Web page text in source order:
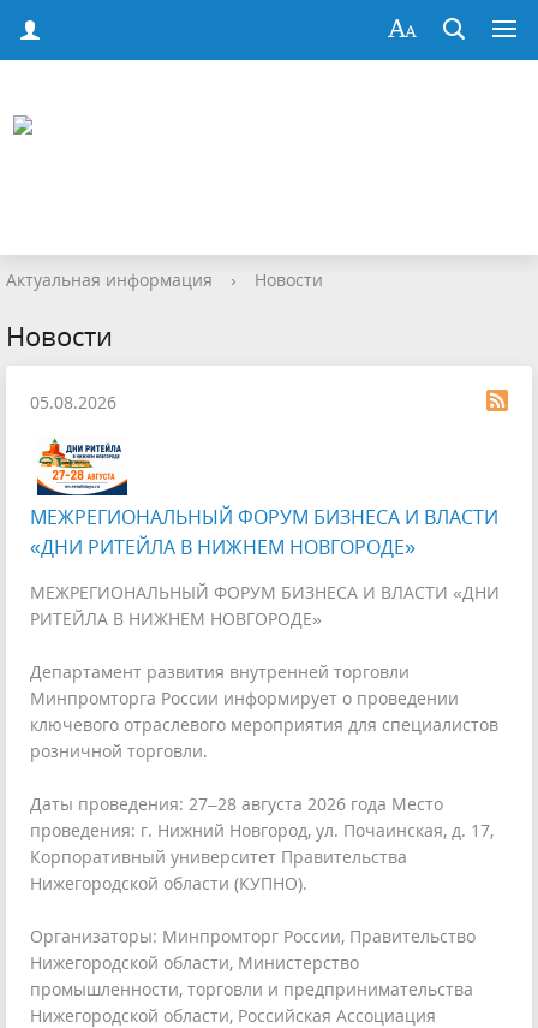
Актуальная информация › Новости
Новости
05.08.2026
МЕЖРЕГИОНАЛЬНЫЙ ФОРУМ БИЗНЕСА И ВЛАСТИ
«ДНИ РИТЕЙЛА В НИЖНЕМ НОВГОРОДЕ»
МЕЖРЕГИОНАЛЬНЫЙ ФОРУМ БИЗНЕСА И ВЛАСТИ «ДНИ
РИТЕЙЛА В НИЖНЕМ НОВГОРОДЕ»
Департамент развития внутренней торговли
Минпромторга России информирует о проведении
ключевого отраслевого мероприятия для специалистов
розничной торговли.
Даты проведения: 27–28 августа 2026 года Место
проведения: г. Нижний Новгород, ул. Почаинская, д. 17,
Корпоративный университет Правительства
Нижегородской области (КУПНО).
Организаторы: Минпромторг России, Правительство
Нижегородской области, Министерство
промышленности, торговли и предпринимательства
Нижегородской области, Российская Ассоциация